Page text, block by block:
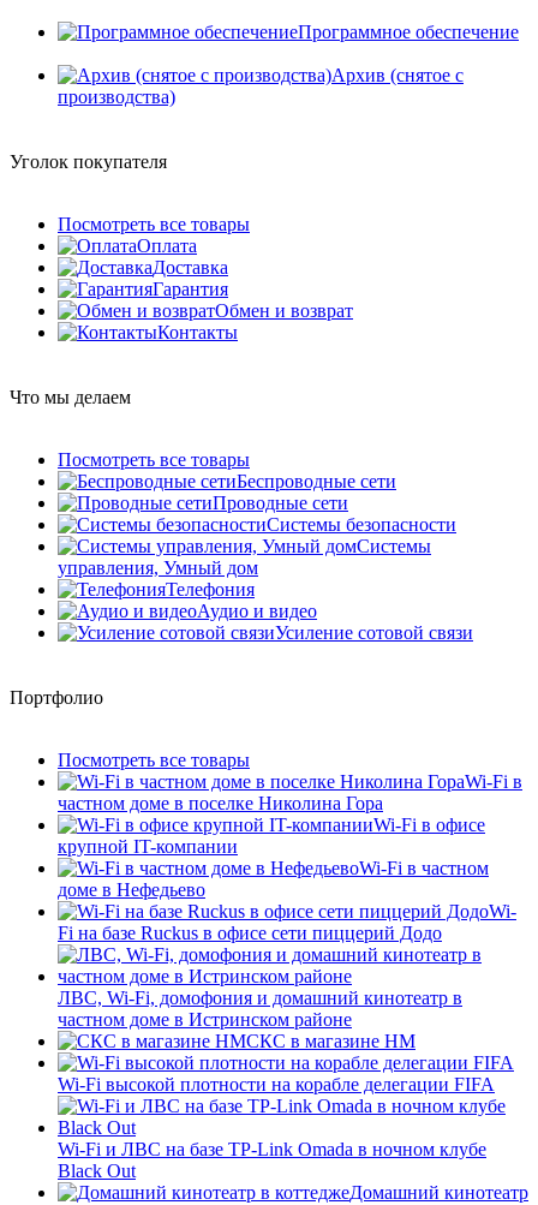
Программное обеспечение
Архив (снятое с
производства)
Уголок покупателя
Посмотреть все товары
Оплата
Доставка
Гарантия
Обмен и возврат
Контакты
Что мы делаем
Посмотреть все товары
Беспроводные сети
Проводные сети
Системы безопасности
Системы
управления, Умный дом
Телефония
Аудио и видео
Усиление сотовой связи
Портфолио
Посмотреть все товары
Wi-Fi в
частном доме в поселке Николина Гора
Wi-Fi в офисе
крупной IT-компании
Wi-Fi в частном
доме в Нефедьево
Wi-
Fi на базе Ruckus в офисе сети пиццерий Додо
ЛВС, Wi-Fi, домофония и домашний кинотеатр в
частном доме в Истринском районе
СКС в магазине HM
Wi-Fi высокой плотности на корабле делегации FIFA
Wi-Fi и ЛВС на базе TP-Link Omada в ночном клубе
Black Out
Домашний кинотеатр